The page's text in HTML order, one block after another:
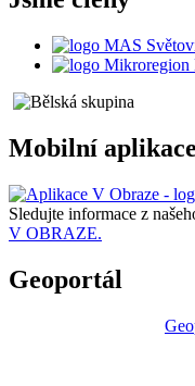
Mobilní aplikace
Sledujte informace z
V OBRAZE.
Geoportál